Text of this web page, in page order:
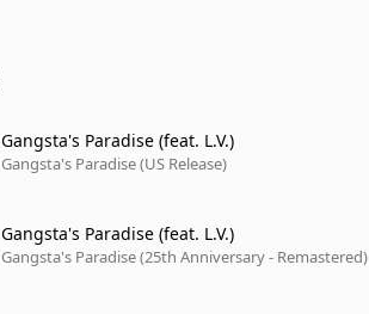
Gangsta's Paradise (feat. L.V.)
Gangsta's Paradise (US Release)
Gangsta's Paradise (feat. L.V.)
Gangsta's Paradise (25th Anniversary - Remastered)